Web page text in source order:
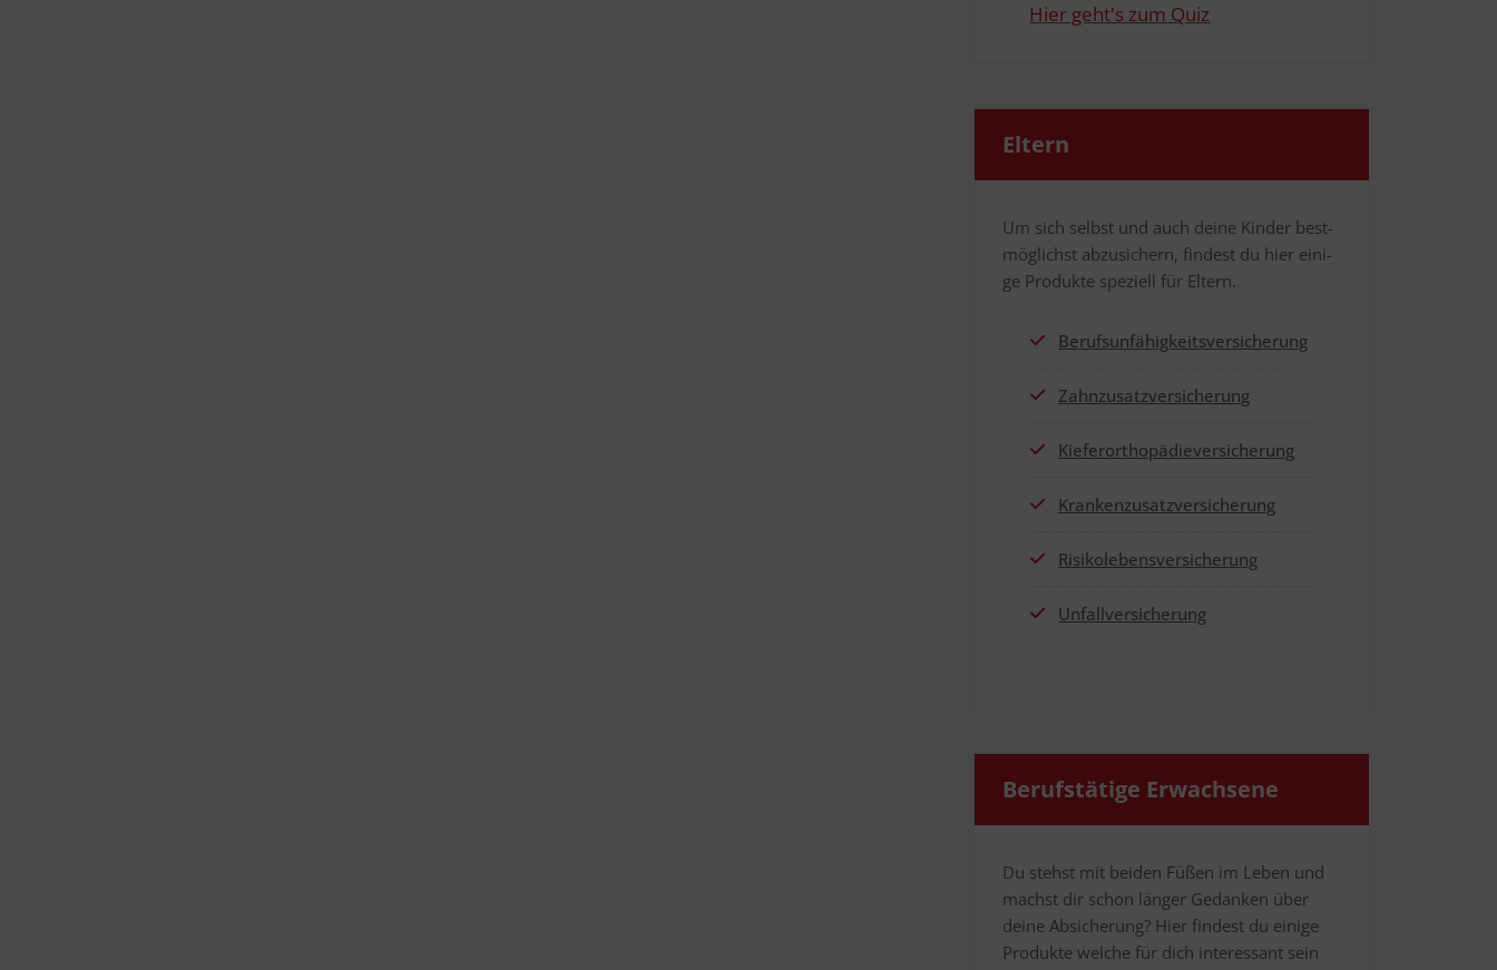
Hier geht's zum Quiz
Eltern
Um sich selbst und auch dei­ne Kin­der best­
mög­lichst abzu­si­chern, fin­dest du hier eini­
ge Pro­duk­te spe­zi­ell für Eltern.
Berufs­un­fä­hig­keits­ver­si­che­rung
Zahn­zu­satz­ver­si­che­rung
Kie­fer­or­tho­pä­die­ver­si­che­rung
Kran­ken­zu­satz­ver­si­che­rung
Risi­ko­le­bens­ver­si­che­rung
Unfall­ver­si­che­rung
Berufs­tä­ti­ge Erwachsene
Du stehst mit bei­den Füßen im Leben und
machst dir schon län­ger Gedan­ken über
dei­ne Absi­che­rung? Hier fin­dest du eini­ge
Pro­duk­te wel­che für dich inter­es­sant sein